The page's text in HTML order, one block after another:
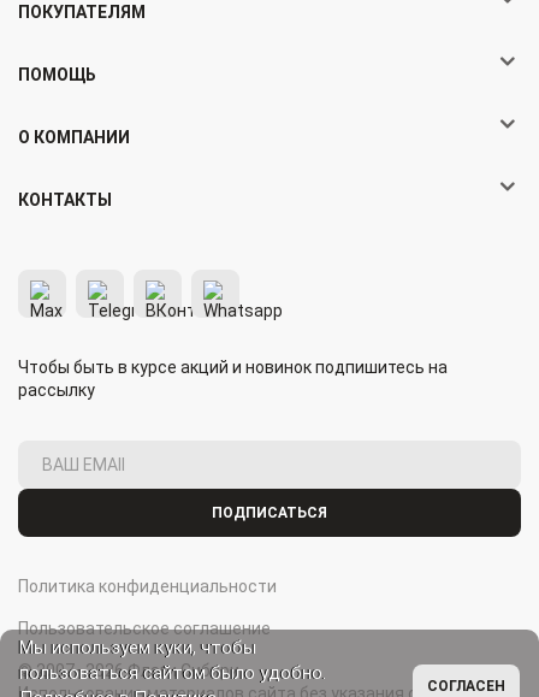
КОНТАКТЫ
ПОКУПАТЕЛЯМ
ПОМОЩЬ
О КОМПАНИИ
Чтобы быть в курсе акций и новинок подпишитесь на
рассылку
ПОДПИСАТЬСЯ
© 2007–2026 Флаги Сибири.
Использование материалов сайта без указания ссылки на
Политика конфиденциальности
Пользовательское соглашение
Мы используем куки, чтобы
пользоваться сайтом было удобно.
СОГЛАСЕН